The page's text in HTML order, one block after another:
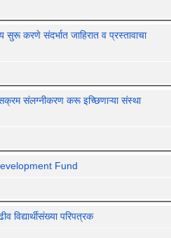
सुरू करणे संदर्भात जाहिरात व प्रस्तावाचा
संलग्नीकरण करू इच्छिणाऱ्या संस्था
Fund
परिपत्रक